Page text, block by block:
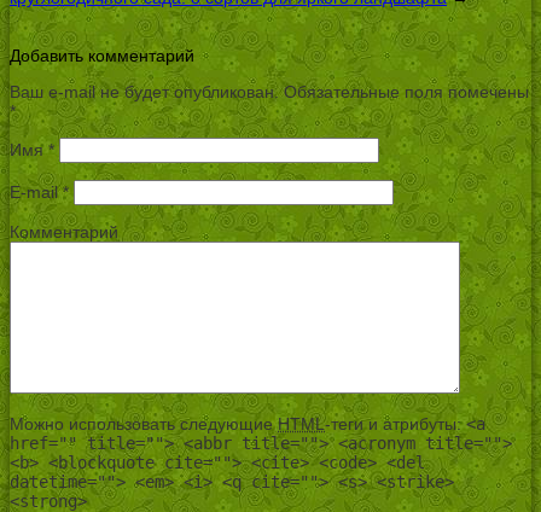
Добавить комментарий
Ваш e-mail не будет опубликован.Обязательные поля помечены
*
Имя *
E-mail*
Комментарий
Можно использовать следующиеHTML-теги и атрибуты:<a
href="" title=""> <abbr title=""> <acronym title="">
<b> <blockquote cite=""> <cite> <code> <del
datetime=""> <em> <i> <q cite=""> <s> <strike>
<strong>